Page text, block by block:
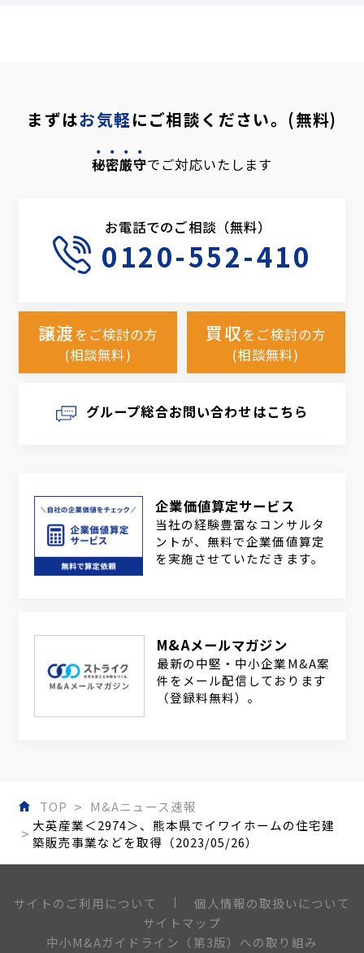
まずはお気軽にご相談ください。(無料)
秘密厳守でご対応いたします
お電話でのご相談（無料）
0120-552-410
譲渡をご検討の方
(相談無料)
買収をご検討の方
(相談無料)
グループ総合お問い合わせはこちら
企業価値算定サービス
当社の経験豊富なコンサルタ
ントが、無料で企業価値算定
を実施させていただきます。
M&Aメールマガジン
最新の中堅・中小企業M&A案
件をメール配信しております
（登録料無料）。
TOP
M&Aニュース速報
大英産業＜2974＞、熊本県でイワイホームの住宅建
築販売事業などを取得（2023/05/26）
サイトのご利用について
個人情報の取扱いについて
サイトマップ
中小M&Aガイドライン（第3版）への取り組み